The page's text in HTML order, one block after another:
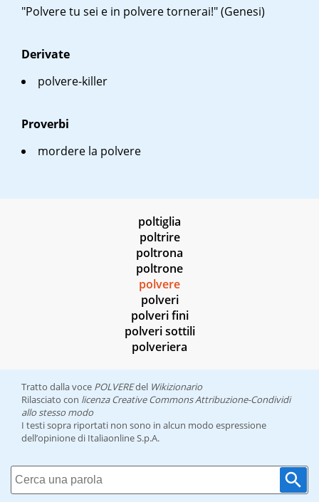
"Polvere tu sei e in polvere tornerai!" (Genesi)
Derivate
polvere-killer
Proverbi
mordere la polvere
poltiglia
poltrire
poltrona
poltrone
polvere
polveri
polveri fini
polveri sottili
polveriera
Tratto dalla voce POLVEREdel Wikizionario
Rilasciato con licenza Creative Commons Attribuzione-Condividi
allo stesso modo
I testi sopra riportati non sono in alcun modo espressione
dell’opinione di Italiaonline S.p.A.